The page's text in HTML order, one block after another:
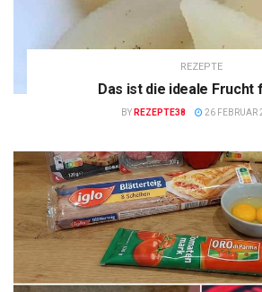
REZEPTE
Das ist die ideale Frucht
BY REZEPTE38 26 FEBRUAR